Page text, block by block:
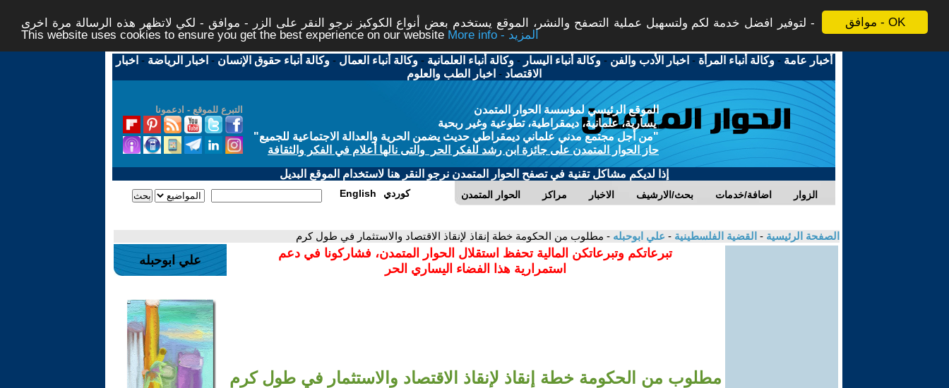
موافق - OK
لتوفير افضل خدمة لكم ولتسهيل عملية التصفح والنشر، الموقع يستخدم بعض أنواع الكوكيز نرجو النقر على الزر - موافق - لكي لاتظهر هذه الرسالة مرة اخرى -
This website uses cookies to ensure you get the best experience on our website
More info - المزيد
أخبار عامة -وكالة أنباء المرأة - اخبار الأدب والفن -وكالة أنباء اليسار -وكالة أنباء العلمانية -وكالة أنباء العمال -وكالة أنباء حقوق الإنسان - اخبار الرياضة - اخبار
الاقتصاد - اخبار الطب والعلوم
التبرع للموقع - ادعمونا
الموقع الرئيسي لمؤسسة الحوار المتمدن
يسارية، علمانية، ديمقراطية، تطوعية وغير ربحية
"من أجل مجتمع مدني علماني ديمقراطي حديث يضمن الحرية والعدالة الاجتماعية للجميع"
حاز الحوار المتمدن على جائزة ابن رشد للفكر الحر والتى نالها أعلام في الفكر والثقافة
إذا لديكم مشاكل تقنية في تصفح الحوار المتمدن نرجو النقر هنا لاستخدام الموقع البديل
الحوار المتمدن مراكز الاخبار بحث/الارشيف اضافة/خدمات الزوار English كوردي
الصفحة الرئيسية - القضية الفلسطينية - علي ابوحبله - مطلوب من الحكومة خطة إنقاذ لإنقاذ الاقتصاد والاستثمار في طول كرم
تبرعاتكم وتبرعاتكن المالية تحفظ استقلال الحوار المتمدن، فشاركونا في دعم
استمرارية هذا الفضاء اليساري الحر
مطلوب من الحكومة خطة إنقاذ لإنقاذ الاقتصاد والاستثمار في طول كرم
علي ابوحبله